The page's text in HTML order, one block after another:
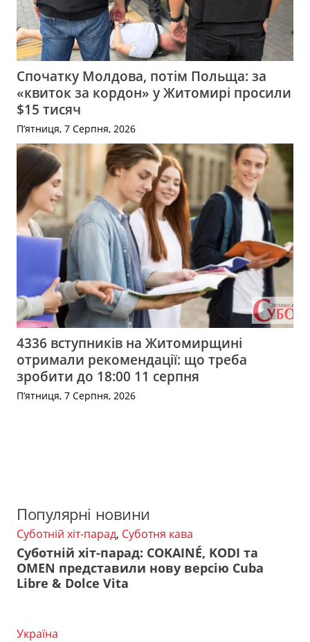
Спочатку Молдова, потім Польща: за
«квиток за кордон» у Житомирі просили
$15 тисяч
П’ятниця, 7 Серпня, 2026
4336 вступників на Житомирщині
отримали рекомендації: що треба
зробити до 18:00 11 серпня
П’ятниця, 7 Серпня, 2026
Популярні новини
Суботній хіт-парад, Суботня кава
Суботній хіт-парад: COKAINÉ, KODI та
OMEN представили нову версію Cuba
Libre & Dolce Vita
Україна